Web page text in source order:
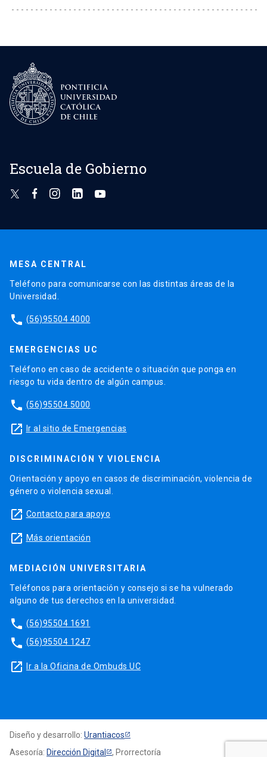
Escuela de Gobierno
MESA CENTRAL
Teléfono para comunicarse con las distintas áreas de la
Universidad.
phone (56)95504 4000
EMERGENCIAS UC
Teléfono en caso de accidente o situación que ponga en
riesgo tu vida dentro de algún campus.
phone (56)95504 5000
launch Ir al sitio de Emergencias
DISCRIMINACIÓN Y VIOLENCIA
Orientación y apoyo en casos de discriminación, violencia de
género o violencia sexual.
launch Contacto para apoyo
launch Más orientación
MEDIACIÓN UNIVERSITARIA
Teléfonos para orientación y consejo si se ha vulnerado
alguno de tus derechos en la universidad.
phone (56)95504 1691
phone (56)95504 1247
launch Ir a la Oficina de Ombuds UC
Diseño y desarrollo: Urantiacos
Asesoría: Dirección Digital , Prorrectoría